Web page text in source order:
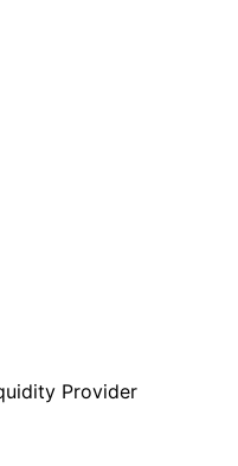
Provider